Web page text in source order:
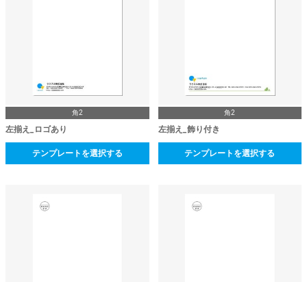
角2
左揃え_ロゴあり
テンプレートを選択する
角2
左揃え_飾り付き
テンプレートを選択する